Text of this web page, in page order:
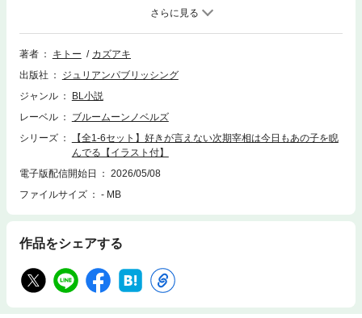
目から睨まれていたが、日が経つにつれて距離が近くなってくる。今では
言葉を交わしながら睨まれていた。罪の重さを考えれば嫌われていても仕
方ない、と諦めていたが、ある日、下の名前で呼ぶようにと説教してく
る。心底、僕の事が嫌いなはずなのに、と困惑するけど……。「もう間違
しいのに、気持ちよくて――。素直に想いを伝えられない不器用な次期宰
相×真面目でちょっと鈍感な青年のフォーカスラブ！！※こちらは単話1～6
著者 キトー
カズアキ
出版社
ジュリアンパブリッシング
ジャンル
BL小説
レーベル
ブルームーンノベルズ
シリーズ
【全1-6セット】好きが言えない次期宰相は今日もあの子を睨
んでる【イラスト付】
電子版配信開始日
2026/05/08
ファイルサイズ
- MB
作品をシェアする